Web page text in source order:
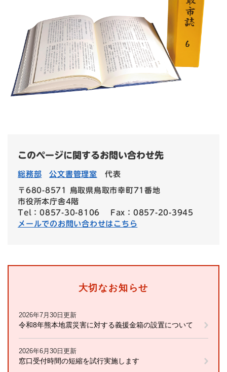
このページに関するお問い合わせ先
総務部 公文書管理室 代表
〒680-8571 鳥取県鳥取市幸町71番地
市役所本庁舎4階
Tel：0857-30-8106
Fax：0857-20-3945
メールでのお問い合わせはこちら
大切なお知らせ
2026年7月30日更新
令和8年熊本地震災害に対する義援金箱の設置について
2026年6月30日更新
窓口受付時間の短縮を試行実施します